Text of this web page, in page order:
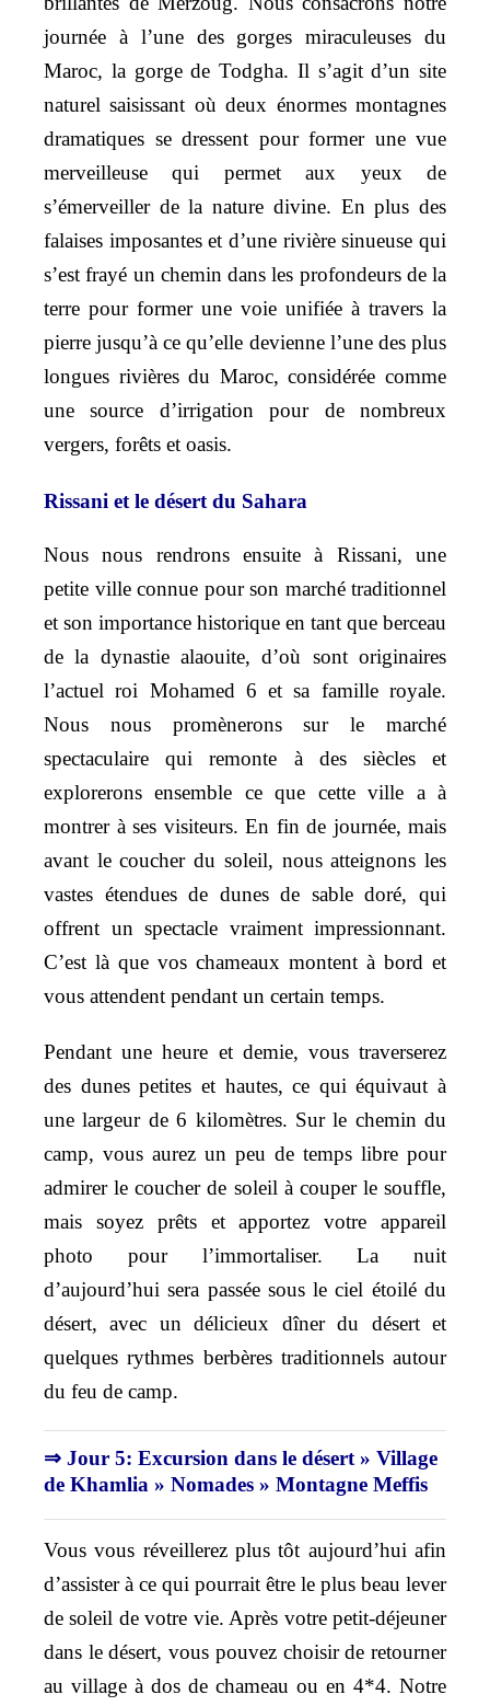
journée à l’une des gorges miraculeuses du
Maroc, la gorge de Todgha. Il s’agit d’un site
naturel saisissant où deux énormes montagnes
dramatiques se dressent pour former une vue
merveilleuse qui permet aux yeux de
s’émerveiller de la nature divine. En plus des
falaises imposantes et d’une rivière sinueuse qui
s’est frayé un chemin dans les profondeurs de la
terre pour former une voie unifiée à travers la
pierre jusqu’à ce qu’elle devienne l’une des plus
longues rivières du Maroc, considérée comme
une source d’irrigation pour de nombreux
vergers, forêts et oasis.
Rissani et le désert du Sahara
Nous nous rendrons ensuite à Rissani, une
petite ville connue pour son marché traditionnel
et son importance historique en tant que berceau
de la dynastie alaouite, d’où sont originaires
l’actuel roi Mohamed 6 et sa famille royale.
Nous nous promènerons sur le marché
spectaculaire qui remonte à des siècles et
explorerons ensemble ce que cette ville a à
montrer à ses visiteurs. En fin de journée, mais
avant le coucher du soleil, nous atteignons les
vastes étendues de dunes de sable doré, qui
offrent un spectacle vraiment impressionnant.
C’est là que vos chameaux montent à bord et
vous attendent pendant un certain temps.
Pendant une heure et demie, vous traverserez
des dunes petites et hautes, ce qui équivaut à
une largeur de 6 kilomètres. Sur le chemin du
camp, vous aurez un peu de temps libre pour
admirer le coucher de soleil à couper le souffle,
mais soyez prêts et apportez votre appareil
photo pour l’immortaliser. La nuit
d’aujourd’hui sera passée sous le ciel étoilé du
désert, avec un délicieux dîner du désert et
quelques rythmes berbères traditionnels autour
du feu de camp.
⇒ Jour 5: Excursion dans le désert » Village
de Khamlia » Nomades » Montagne Meffis
Vous vous réveillerez plus tôt aujourd’hui afin
d’assister à ce qui pourrait être le plus beau lever
de soleil de votre vie. Après votre petit-déjeuner
dans le désert, vous pouvez choisir de retourner
au village à dos de chameau ou en 4*4. Notre